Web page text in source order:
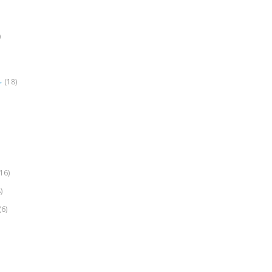
(18)
(6)